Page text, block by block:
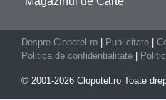
Despre Clopotel.ro Publicitate
Politica de confidentialitate
© 2001-2026 Clopotel.ro Toate